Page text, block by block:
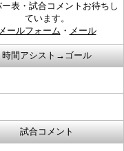
ー表・試合コメントお待ちし
ています。
メールフォーム ・ メール
時間アシスト→ゴール
試合コメント